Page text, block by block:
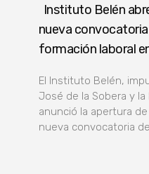
Instituto Belén
nueva
formación laboral
El Instituto Belén,
José de la Sobera y la
anunció la apertura
nueva convocatoria de